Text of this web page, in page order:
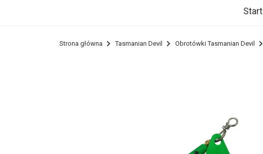
Start
Strona główna Tasmanian Devil Obrotówki Tasmanian Devil